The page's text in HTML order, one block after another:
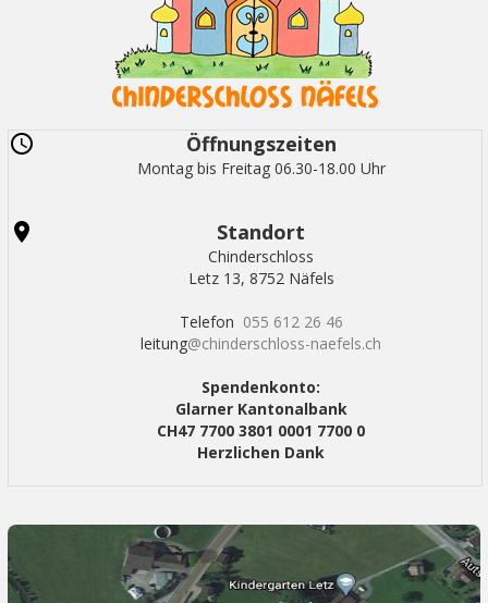
Öffnungszeiten
Montag bis Freitag 06.30-18.00 Uhr
Standort
Chinderschloss
Letz 13, 8752 Näfels
Telefon 055 612 26 46
leitung@chinderschloss-naefels.ch
Spendenkonto:
Glarner Kantonalbank
CH47 7700 3801 0001 7700 0
Herzlichen Dank